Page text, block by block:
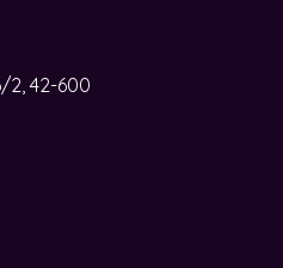
2, 42-600